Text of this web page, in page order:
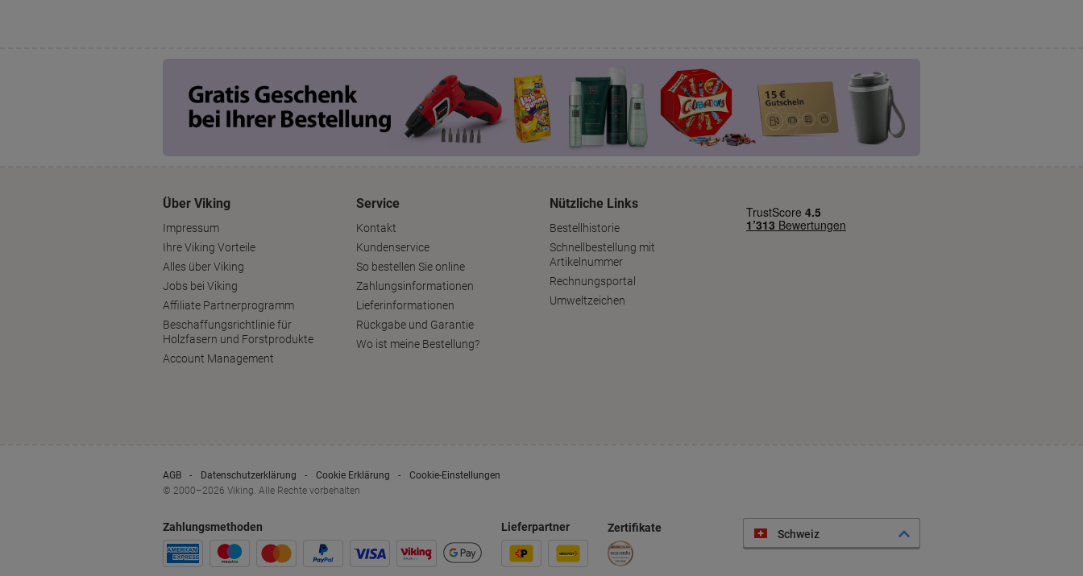
Über Viking
Impressum
Ihre Viking Vorteile
Alles über Viking
Jobs bei Viking
Affiliate Partnerprogramm
Beschaffungsrichtlinie für
Holzfasern und Forstprodukte
Account Management
Service
Kontakt
Kundenservice
So bestellen Sie online
Zahlungsinformationen
Lieferinformationen
Rückgabe und Garantie
Wo ist meine Bestellung?
Nützliche Links
Bestellhistorie
Schnellbestellung mit
Artikelnummer
Rechnungsportal
Umweltzeichen
AGB Datenschutzerklärung Cookie Erklärung
Cookie-Einstellungen
© 2000–2026 Viking. Alle Rechte vorbehalten
Zahlungsmethoden Lieferpartner Zertifikate Schweiz